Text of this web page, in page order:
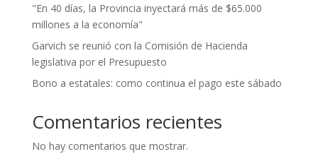
"En 40 días, la Provincia inyectará más de $65.000
millones a la economía"
Garvich se reunió con la Comisión de Hacienda
legislativa por el Presupuesto
Bono a estatales: como continua el pago este sábado
Comentarios recientes
No hay comentarios que mostrar.